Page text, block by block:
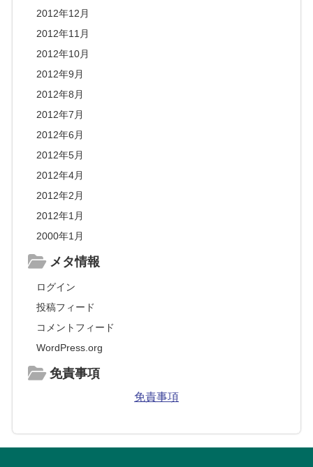
2012年12月
2012年11月
2012年10月
2012年9月
2012年8月
2012年7月
2012年6月
2012年5月
2012年4月
2012年2月
2012年1月
2000年1月
メタ情報
ログイン
投稿フィード
コメントフィード
WordPress.org
免責事項
免責事項